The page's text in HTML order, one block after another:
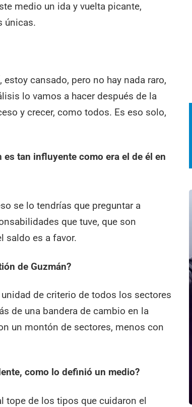
medio un ida y vuelta picante,
únicas.
cansado, pero no hay nada raro,
lo vamos a hacer después de la
y crecer, como todos. Es eso solo,
tan influyente como era el de él en
se lo tendrías que preguntar a
que tuve, que son
saldo es a favor.
de Guzmán?
de criterio de todos los sectores
de una bandera de cambio en la
un montón de sectores, menos con
como lo definió un medio?
tope de los tipos que cuidaron el